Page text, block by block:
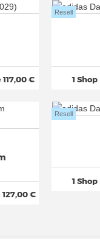
117,00 € 1 Shop
Resell
127,00 €
1 Shop
Resell